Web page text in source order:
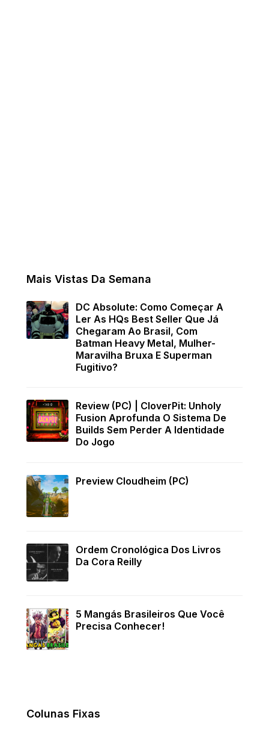
Mais Vistas Da Semana
DC Absolute: Como Começar A
Ler As HQs Best Seller Que Já
Chegaram Ao Brasil, Com
Batman Heavy Metal, Mulher-
Maravilha Bruxa E Superman
Fugitivo?
Review (PC) | CloverPit: Unholy
Fusion Aprofunda O Sistema De
Builds Sem Perder A Identidade
Do Jogo
Preview Cloudheim (PC)
Ordem Cronológica Dos Livros
Da Cora Reilly
5 Mangás Brasileiros Que Você
Precisa Conhecer!
Colunas Fixas